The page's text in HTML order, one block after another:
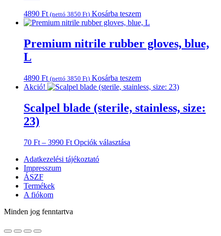
változatok
a
termékoldalon
választhatók
ki
4890 Ft (nettó 3850 Ft) Kosárba teszem
Premium nitrile rubber gloves, blue,
L
4890 Ft (nettó 3850 Ft) Kosárba teszem
Akció!
Scalpel blade (sterile, stainless, size:
23)
70 Ft – 3990 FtÁrtartomány:
-
Opciók választása
Adatkezelési tájékoztató
Impresszum
ÁSZF
Termékek
A fiókom
Minden jog fenntartva